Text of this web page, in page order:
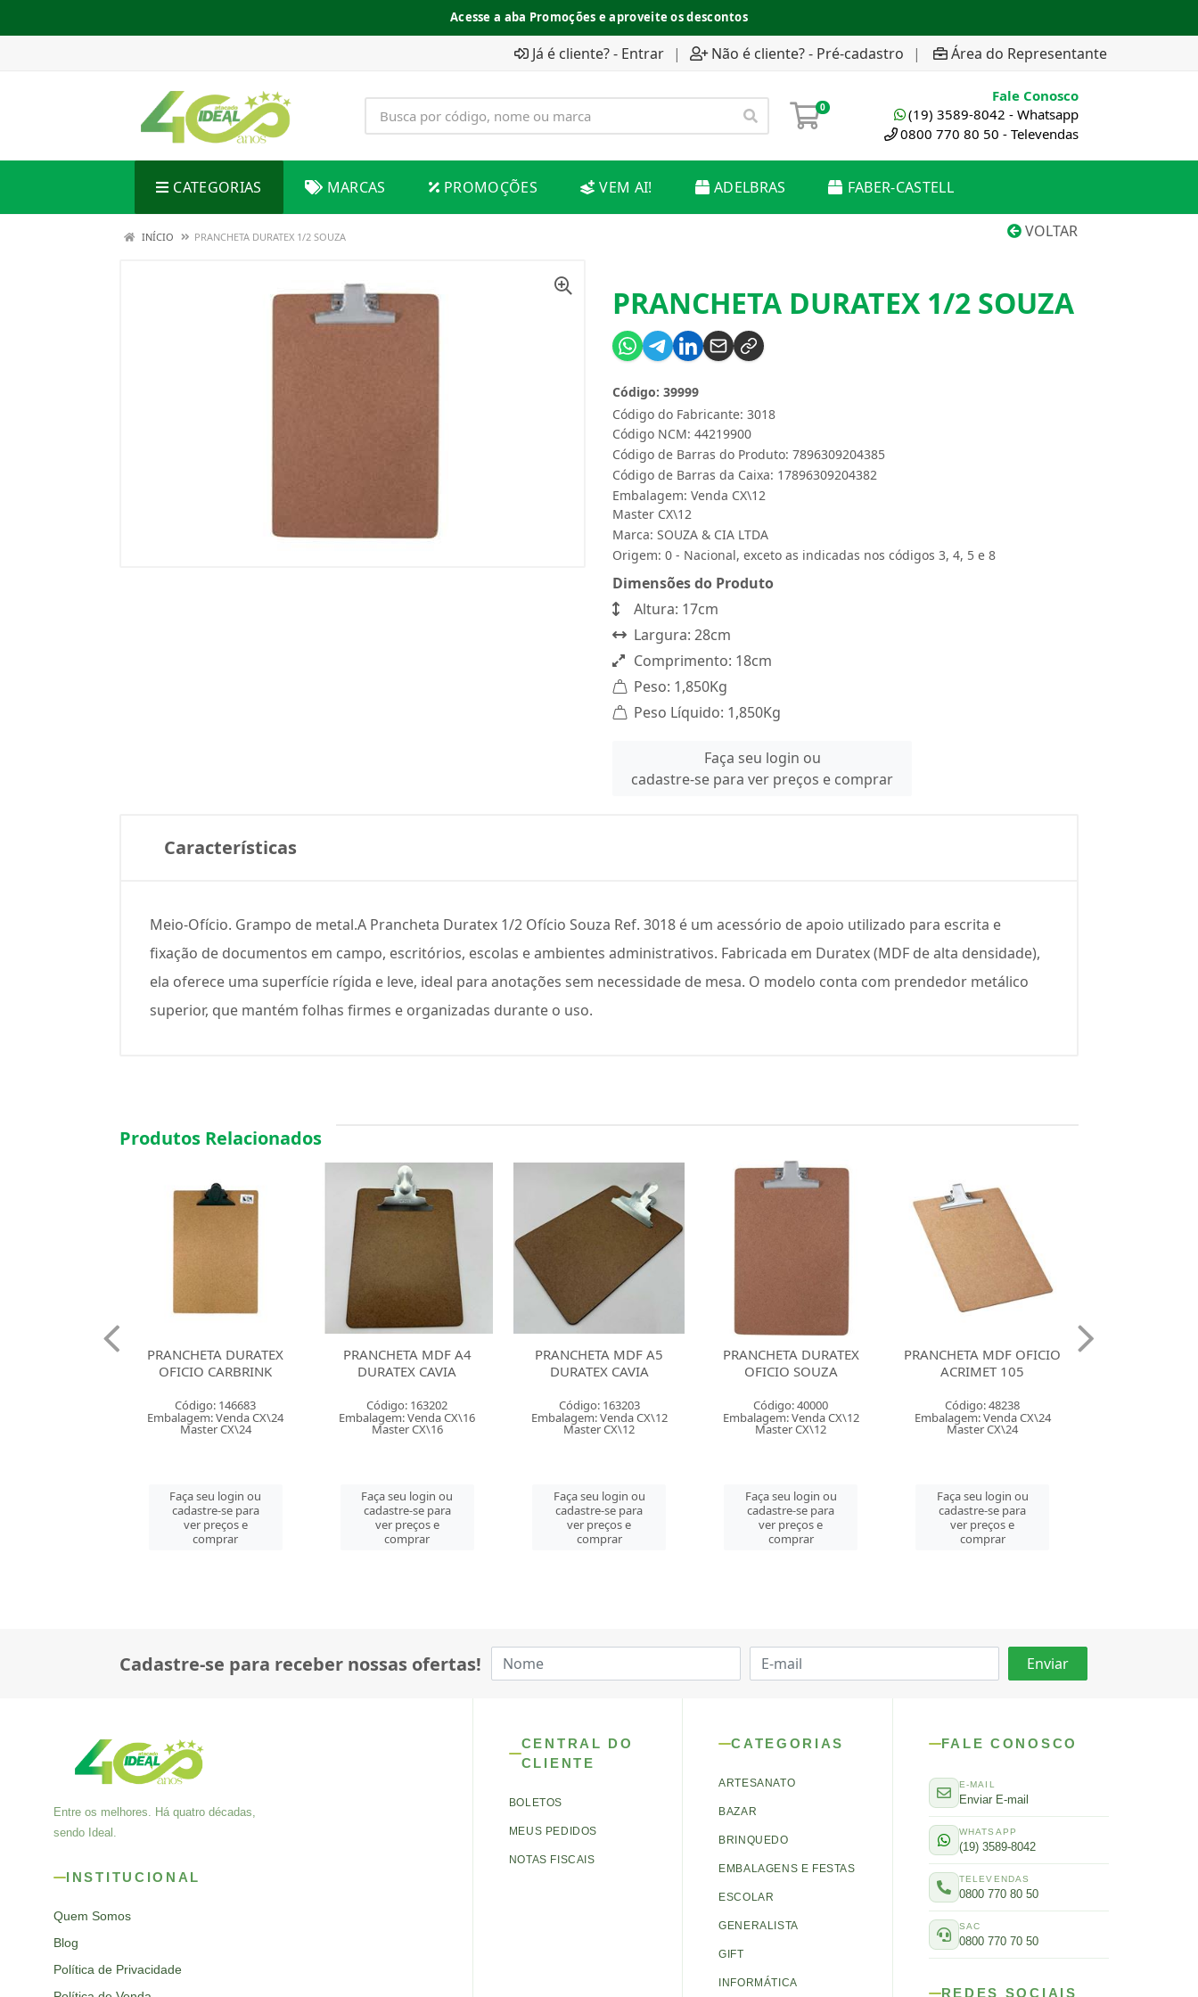
Acesse a aba Promoções e aproveite os descontos
Já é cliente? - Entrar | Não é cliente? - Pré-cadastro | Área do Representante
0
Fale Conosco
(19) 3589-8042 - Whatsapp
0800 770 80 50 - Televendas
CATEGORIAS MARCAS PROMOÇÕES VEM AI! ADELBRAS FABER-CASTELL
VOLTAR
INÍCIO PRANCHETA DURATEX 1/2 SOUZA
PRANCHETA DURATEX 1/2 SOUZA
Código do Fabricante: 3018
Código: 39999
Código NCM: 44219900
Código de Barras do Produto: 7896309204385
Código de Barras da Caixa: 17896309204382
Embalagem: Venda CX\12
Master CX\12
Marca: SOUZA & CIA LTDA
Origem: 0 - Nacional, exceto as indicadas nos códigos 3, 4, 5 e 8
Dimensões do Produto
Altura: 17cm
Largura: 28cm
Comprimento: 18cm
Peso: 1,850Kg
Peso Líquido: 1,850Kg
Faça seu login ou
cadastre-se para ver preços e comprar
Características
Meio-Ofício. Grampo de metal.A Prancheta Duratex 1/2 Ofício Souza Ref. 3018 é um acessório de apoio utilizado para escrita e
fixação de documentos em campo, escritórios, escolas e ambientes administrativos. Fabricada em Duratex (MDF de alta densidade),
ela oferece uma superfície rígida e leve, ideal para anotações sem necessidade de mesa. O modelo conta com prendedor metálico
superior, que mantém folhas firmes e organizadas durante o uso.
Produtos Relacionados
PRANCHETA MDF A4
DURATEX CAVIA
Código: 163202
Embalagem: Venda CX\16
Master CX\16
Faça seu login ou
cadastre-se para
ver preços e
comprar
PRANCHETA MDF A5
DURATEX CAVIA
Código: 163203
Embalagem: Venda CX\12
Master CX\12
Faça seu login ou
cadastre-se para
ver preços e
comprar
PRANCHETA DURATEX
OFICIO SOUZA
Código: 40000
Embalagem: Venda CX\12
Master CX\12
Faça seu login ou
cadastre-se para
ver preços e
comprar
PRANCHETA MDF OFICIO
ACRIMET 105
Código: 48238
Embalagem: Venda CX\24
Master CX\24
Faça seu login ou
cadastre-se para
ver preços e
comprar
PRANCHETA DURATEX
OFICIO STALO 8289
Código: 143665
Embalagem: Venda CX\12
Master CX\12
Faça seu login ou
cadastre-se para
ver preços e
comprar
Cadastre-se para receber nossas ofertas!
Entre os melhores. Há quatro décadas,
sendo Ideal.
INSTITUCIONAL
Quem Somos
Blog
Política de Privacidade
CENTRAL DO
CLIENTE
BOLETOS
MEUS PEDIDOS
NOTAS FISCAIS
CATEGORIAS
ARTESANATO
BAZAR
BRINQUEDO
EMBALAGENS E FESTAS
ESCOLAR
GENERALISTA
GIFT
INFORMÁTICA
FALE CONOSCO
E-MAIL
Enviar E-mail
WHATSAPP
(19) 3589-8042
TELEVENDAS
0800 770 80 50
SAC
0800 770 70 50
REDES SOCIAIS